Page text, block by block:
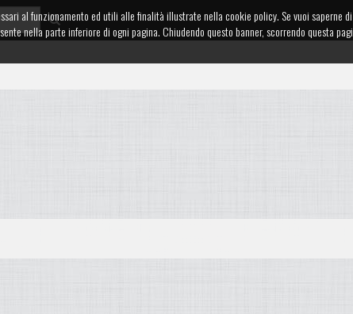
al funzionamento ed utili alle finalità illustrate nella cookie policy. Se vuoi saperne
nella parte inferiore di ogni pagina. Chiudendo questo banner, scorrendo questa